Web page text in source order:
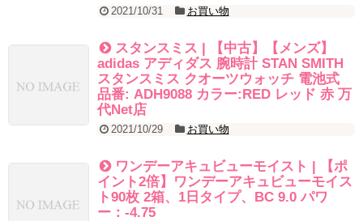
2021/10/31 お買い物
スタンスミス | 【中古】【メンズ】
adidas アディダス 腕時計 STAN SMITH
スタンスミス クオーツウォッチ 電池式
品番: ADH9088 カラー:RED レッド 赤 万
代Net店
2021/10/29 お買い物
ワンデーアキュビューモイスト | 【ポ
イント2倍】ワンデーアキュビューモイス
ト90枚 2箱、1日タイプ、BC 9.0 パワ
ー：-4.75